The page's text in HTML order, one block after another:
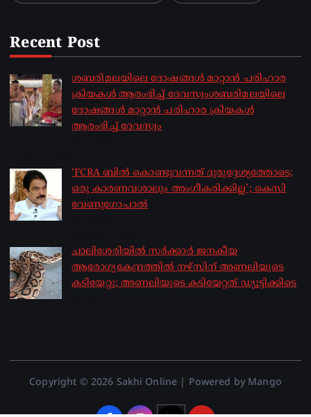
Recent Post
ശബരിമലയിലെ ദോഷങ്ങൾ മാറ്റാൻ പരിഹാര
ക്രിയകൾ ആരംഭിച്ച് ദേവസ്വംശബരിമലയിലെ
ദോഷങ്ങൾ മാറ്റാൻ പരിഹാര ക്രിയകൾ
ആരംഭിച്ച് ദേവസ്വം
‘FCRA ബിൽ കൊണ്ടുവന്നത് ദുരുദ്ദേശ്യത്തോടെ;
ഒരു കാരണവശാലും അം​ഗീകരിക്കില്ല’; കെസി
വേണു​ഗോപാൽ
ചാലിശേരിയില്‍ സര്‍ക്കാര്‍ ജനകീയ
ആരോഗ്യകേന്ദ്രത്തില്‍ നഴ്സിന് അണലിയുടെ
കടിയേറ്റു; അണലിയുടെ കടിയേറ്റത് ഡ്യൂട്ടിക്കിടെ
Copyright © 2026 Sakhi Online | Powered by Mango